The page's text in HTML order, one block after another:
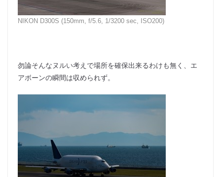
NIKON D300S (150mm, f/5.6, 1/3200 sec, ISO200)
勿論そんなヌルい考えで場所を確保出来るわけも無く、エ
アボーンの瞬間は収められず。